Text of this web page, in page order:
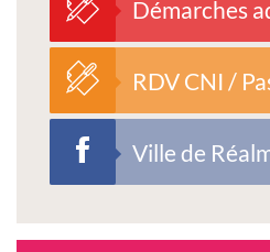
Démarches
RDV CNI /
Ville de